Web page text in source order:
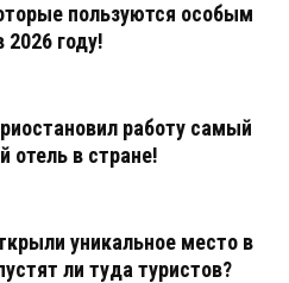
пользуются особым
2026 году!
работу самый
отель в стране!
уникальное место в
ли туда туристов?